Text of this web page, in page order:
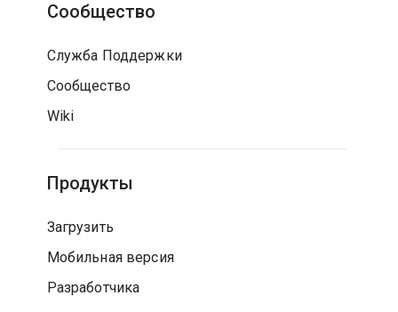
Сообщество
Служба Поддержки
Сообщество
Wiki
Продукты
Загрузить
Мобильная версия
Разработчика